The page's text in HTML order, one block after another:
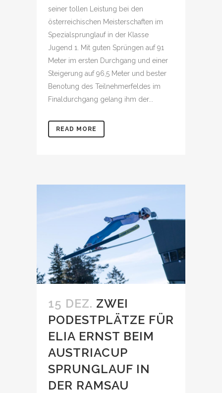
seiner tollen Leistung bei den
österreichischen Meisterschaften im
Spezialsprunglauf in der Klasse
Jugend 1. Mit guten Sprüngen auf 91
Meter im ersten Durchgang und einer
Steigerung auf 96,5 Meter und bester
Benotung des Teilnehmerfeldes im
Finaldurchgang gelang ihm der...
READ MORE
15 DEZ. ZWEI
PODESTPLÄTZE FÜR
ELIA ERNST BEIM
AUSTRIACUP
SPRUNGLAUF IN
DER RAMSAU